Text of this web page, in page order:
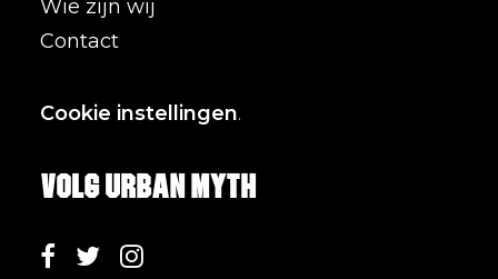
Wie zijn wij
Contact
Cookie instellingen.
Volg Urban Myth